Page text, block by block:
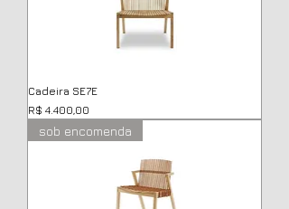
Cadeira SE7E
Preço
R$ 4.400,00
sob encomenda